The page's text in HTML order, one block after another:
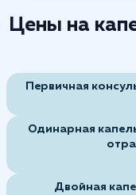
Цены на
Первичная
Одинарная
Двойная